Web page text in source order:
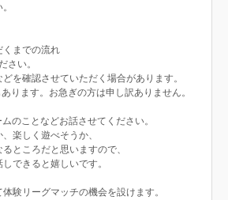
くまでの流れ
い。
確認させていただく場合があります。
ます。お急ぎの方は申し訳ありません。
のことなどお話させてください。
しく遊べそうか、
ころだと思いますので、
きると嬉しいです。
験リーグマッチの機会を設けます。